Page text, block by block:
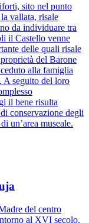
sito nel punto
vallata, risale
da individuare tra
il Castello venne
delle quali risale
del Barone
alla famiglia
A seguito del loro
il bene risulta
conservazione degli
un’area museale.
del centro
al XVI secolo.